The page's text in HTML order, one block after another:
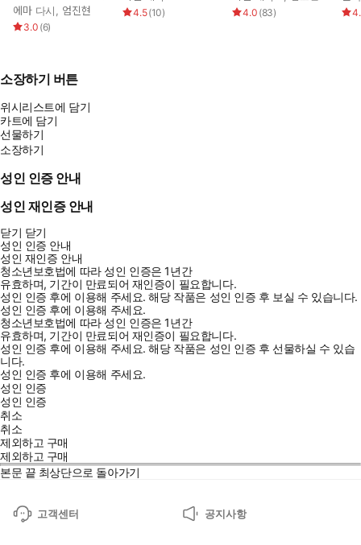
에마 다시, 엄진현
3.0 (6)
4.5(10) 4.0 (83)
소장하기 버튼
위시리스트에 담기
카트에 담기
선물하기
소장하기
성인 인증 안내
성인 재인증 안내
닫기 닫기
성인 인증 안내
성인 재인증 안내
청소년보호법에 따라 성인 인증은 1년간
유효하며, 기간이 만료되어 재인증이 필요합니다.
성인 인증 후에 이용해 주세요.해당 작품은 성인 인증 후 보실 수 있습니다.
성인 인증 후에 이용해 주세요.
청소년보호법에 따라 성인 인증은 1년간
유효하며, 기간이 만료되어 재인증이 필요합니다.
성인 인증 후에 이용해 주세요.해당 작품은 성인 인증 후 선물하실 수 있습
니다.
성인 인증 후에 이용해 주세요.
성인 인증
성인 인증
취소
취소
제외하고 구매
제외하고 구매
본문 끝 최상단으로 돌아가기
고객센터 공지사항